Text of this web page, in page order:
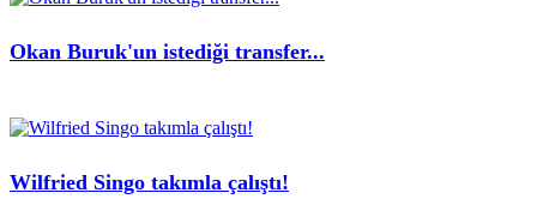
Okan Buruk'un istediği transfer...
Wilfried Singo takımla çalıştı!